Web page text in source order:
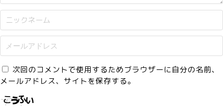
次回のコメントで使用するためブラウザーに自分の名前、
メールアドレス、サイトを保存する。